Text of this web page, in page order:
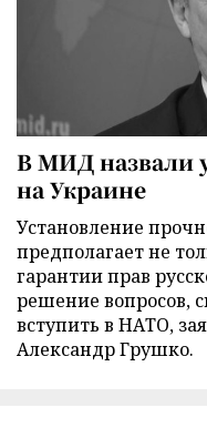
В МИД назвали
на Украине
Установление
предполагает не
гарантии прав
решение вопросов,
вступить в НАТО,
Александр Грушко.